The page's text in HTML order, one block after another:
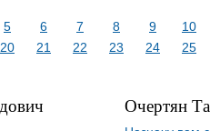
5 6 7 8 9
10
20 21 22 23 24 25
Очертян